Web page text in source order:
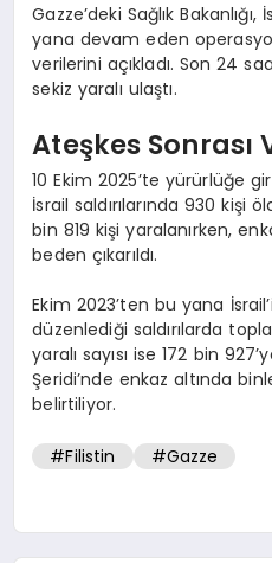
SPOR
Gazze’deki Sağlık
yana devam eden
verilerini açıkladı. Son 24
sekiz yaralı ulaştı.
Ateşkes Sonrası
10 Ekim 2025’te yürürlüğe
İsrail saldırılarında 930 kişi
bin 819 kişi yaralanırken,
beden çıkarıldı.
Ekim 2023’ten bu yana
düzenlediği saldırılarda
yaralı sayısı ise 172 bin
Şeridi’nde enkaz altında
belirtiliyor.
#Filistin #Gazze